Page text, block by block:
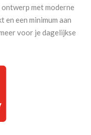
met moderne
en een minimum aan
voor je dagelijkse